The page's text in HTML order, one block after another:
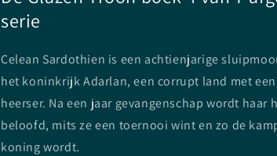
serie
Celean Sardothien is een achtienjarige
het koninkrijk Adarlan, een corrupt land met
heerser. Na een jaar gevangenschap wordt haar
beloofd, mits ze een toernooi wint en zo de
koning wordt.